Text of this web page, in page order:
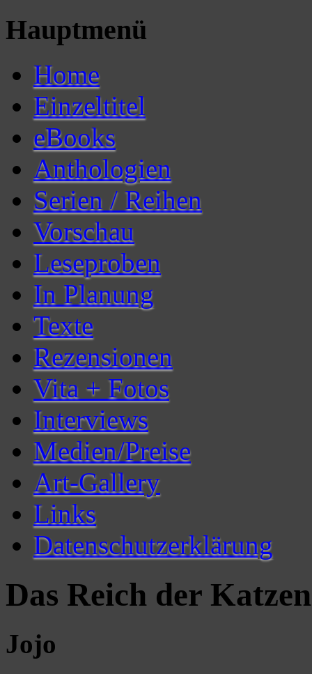
Hauptmenü
Home
Einzeltitel
eBooks
Anthologien
Serien / Reihen
Vorschau
Leseproben
In Planung
Texte
Rezensionen
Vita + Fotos
Interviews
Medien/Preise
Art-Gallery
Links
Datenschutzerklärung
Das Reich der Katzen
Jojo